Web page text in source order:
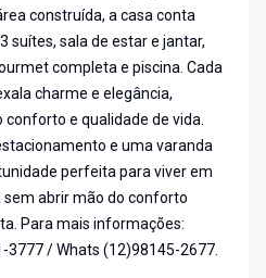
construída, a casa conta
suítes, sala de estar e jantar,
completa e piscina. Cada
charme e elegância,
e qualidade de vida.
e uma varanda
perfeita para viver em
abrir mão do conforto
Para mais informações:
3777 / Whats (12)98145-2677.